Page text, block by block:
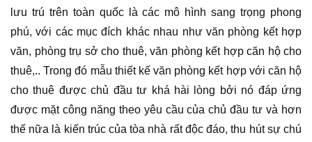
lưu trú trên toàn quốc là các mô hình sang trọng phong
phú, với các mục đích khác nhau như văn phòng kết hợp
văn, phòng trụ sở cho thuê, văn phòng kết hợp căn hộ cho
thuê,.. Trong đó mẫu thiết kế văn phòng kết hợp với căn hộ
cho thuê được chủ đầu tư khá hài lòng bởi nó đáp ứng
được mặt công năng theo yêu cầu của chủ đầu tư và hơn
thế nữa là kiến trúc của tòa nhà rất độc đáo, thu hút sự chú